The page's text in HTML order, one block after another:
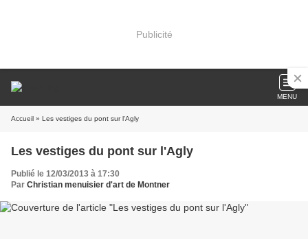
Publicité
MENU
Accueil » Les vestiges du pont sur l'Agly
Les vestiges du pont sur l'Agly
Publié le 12/03/2013 à 17:30
Par Christian menuisier d'art de Montner